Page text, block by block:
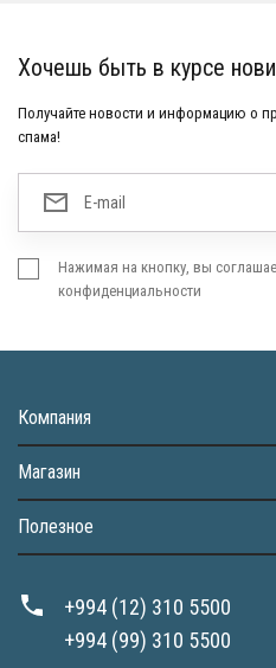
Хочешь быть в курсе
Получайте новости и информацию о
спама!
Нажимая на кнопку, вы
конфиденциальности
Компания
Магазин
Полезное
+994 (12) 310 5500
+994 (99) 310 5500